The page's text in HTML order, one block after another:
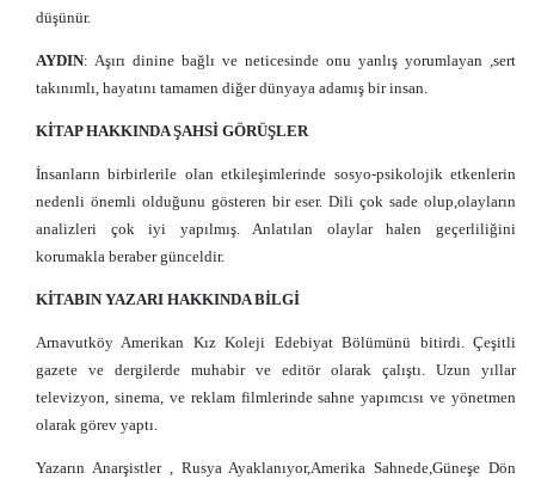
düşünür.
AYDIN: Aşırı dinine bağlı ve neticesinde onu yanlış yorumlayan ,sert
takınımlı, hayatını tamamen diğer dünyaya adamış bir insan.
KİTAP HAKKINDA ŞAHSİ GÖRÜŞLER
İnsanların birbirlerile olan etkileşimlerinde sosyo-psikolojik etkenlerin
nedenli önemli olduğunu gösteren bir eser. Dili çok sade olup,olayların
analizleri çok iyi yapılmış. Anlatılan olaylar halen geçerliliğini
korumakla beraber günceldir.
KİTABIN YAZARI HAKKINDA BİLGİ
Arnavutköy Amerikan Kız Koleji Edebiyat Bölümünü bitirdi. Çeşitli
gazete ve dergilerde muhabir ve editör olarak çalıştı. Uzun yıllar
televizyon, sinema, ve reklam filmlerinde sahne yapımcısı ve yönetmen
olarak görev yaptı.
Yazarın Anarşistler , Rusya Ayaklanıyor,Amerika Sahnede,Güneşe Dön